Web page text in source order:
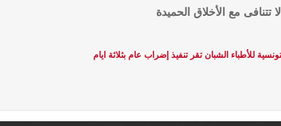
تتنافى مع الأخلاق الحميدة
للأطباء الشبان تقر تنفيذ إضراب عام بثلاثة ايام